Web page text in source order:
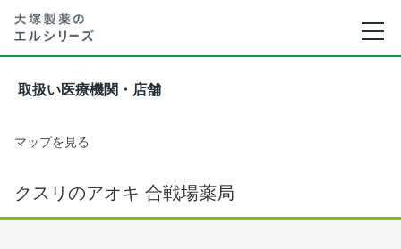
取扱い医療機関・店舗
マップを見る
クスリのアオキ 合戦場薬局